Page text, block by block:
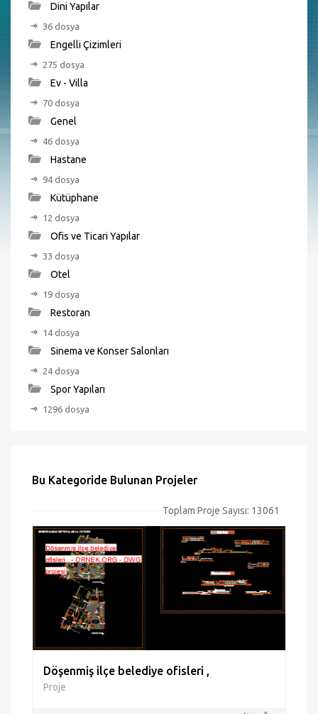
Dini Yapılar
36 dosya
Engelli Çizimleri
275 dosya
Ev - Villa
70 dosya
Genel
46 dosya
Hastane
94 dosya
Kütüphane
12 dosya
Ofis ve Ticari Yapılar
33 dosya
Otel
19 dosya
Restoran
14 dosya
Sinema ve Konser Salonları
24 dosya
Spor Yapıları
1296 dosya
Bu Kategoride Bulunan Projeler
Toplam Proje Sayısı: 13061
Döşenmiş ilçe belediye ofisleri ,
Proje